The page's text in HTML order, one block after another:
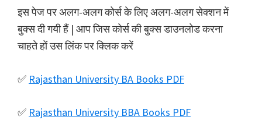
इस पेज पर अलग-अलग कोर्स के लिए अलग-अलग सेक्शन में
बुक्स दी गयी हैं | आप जिस कोर्स की बुक्स डाउनलोड करना
चाहते हों उस लिंक पर क्लिक करें
✅ Rajasthan University BA Books PDF
✅ Rajasthan University BBA Books PDF